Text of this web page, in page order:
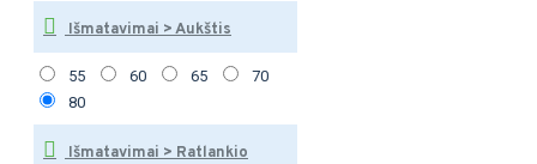
Išmatavimai > Aukštis
55 60 65
70
80
Išmatavimai > Ratlankio